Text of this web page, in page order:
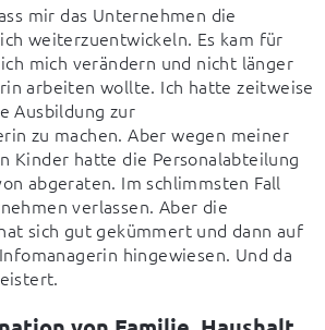
mir das Unternehmen die
weiterzuentwickeln. Es kam für
mich verändern und nicht länger
arbeiten wollte. Ich hatte zeitweise
Ausbildung zur
zu machen. Aber wegen meiner
Kinder hatte die Personalabteilung
abgeraten. Im schlimmsten Fall
verlassen. Aber die
sich gut gekümmert und dann auf
hingewiesen. Und da